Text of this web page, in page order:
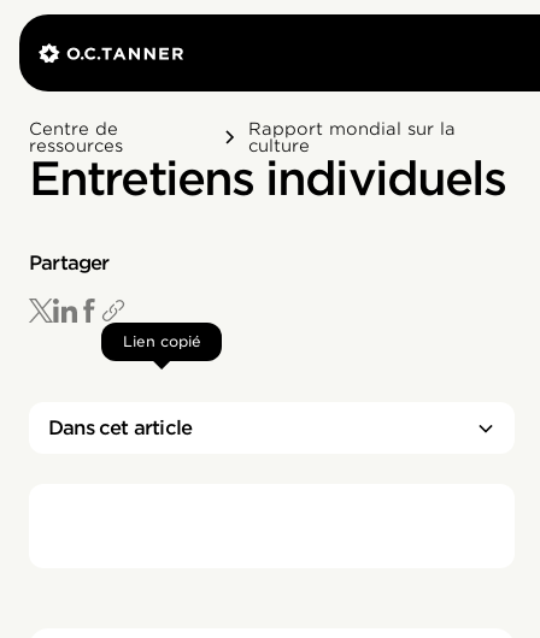
Centre de
ressources
Rapport mondial sur la
culture
Entretiens individuels
Partager
Lien copié
Dans cet article